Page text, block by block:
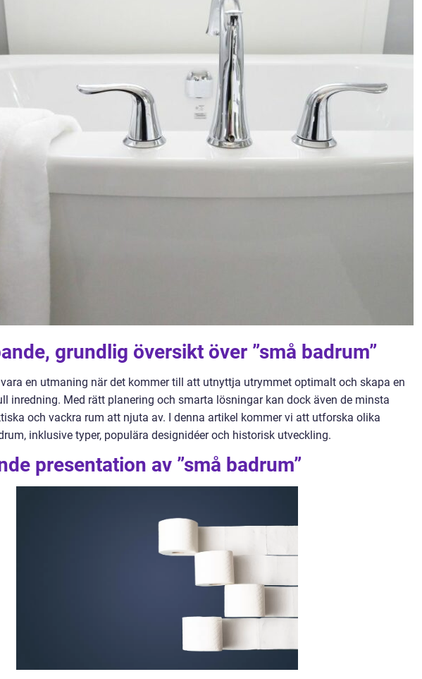
grundlig översikt över ”små badrum”
en utmaning när det kommer till att utnyttja utrymmet optimalt och skapa en
inredning. Med rätt planering och smarta lösningar kan dock även de minsta
och vackra rum att njuta av. I denna artikel kommer vi att utforska olika
inklusive typer, populära designidéer och historisk utveckling.
presentation av ”små badrum”